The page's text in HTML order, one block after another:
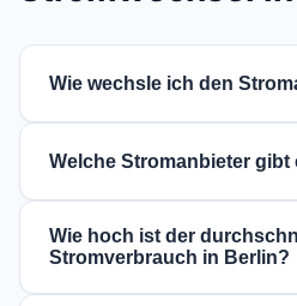
Wie wechsle ich den
Vergleich fuer die PLZ
guenstigen Tarif aus und
Wechsel online. Der neue
sich um die Kuendigung bei
Versorger.
Welche Stromanbieter gibt
Stromanbietern waehlen.
Wie hoch ist der
Stromverbrauch in Berlin?